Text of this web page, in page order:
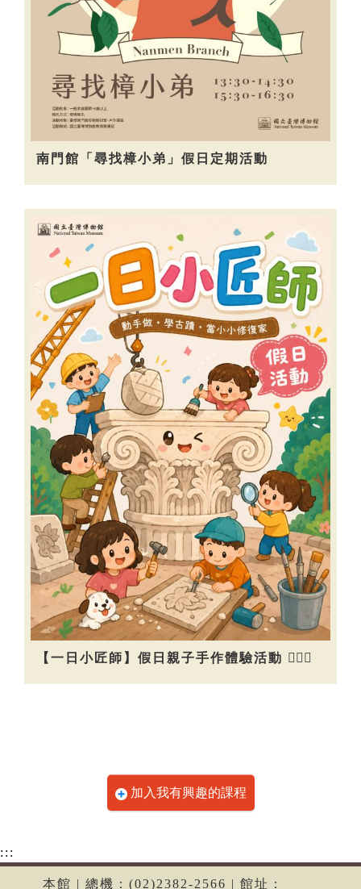
南門館「尋找樟小弟」假日定期活動
【一日小匠師】假日親子手作體驗活動 👷🏻‍♀️
加入我有興趣的課程
:::
本館 | 總機：(02)2382-2566 | 館址：